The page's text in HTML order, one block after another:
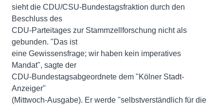
sieht die CDU/CSU-Bundestagsfraktion durch den
Beschluss des
CDU-Parteitages zur Stammzellforschung nicht als
gebunden. "Das ist
eine Gewissensfrage; wir haben kein imperatives
Mandat", sagte der
CDU-Bundestagsabgeordnete dem "Kölner Stadt-
Anzeiger"
(Mittwoch-Ausgabe). Er werde "selbstverständlich für die